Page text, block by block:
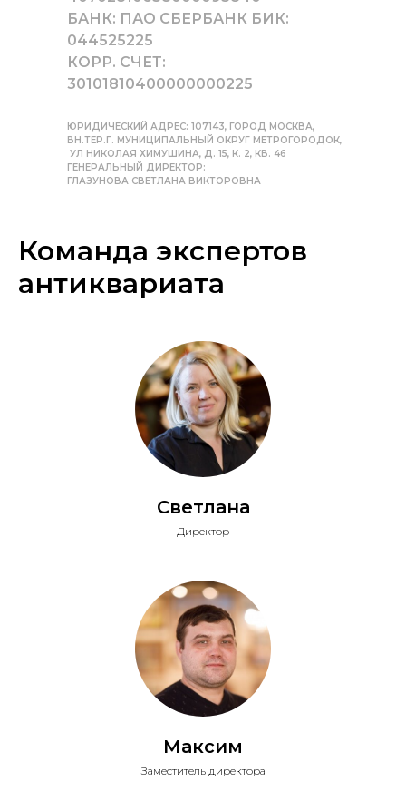
БАНК: ПАО СБЕРБАНК БИК:
044525225
КОРР. СЧЕТ:
30101810400000000225
ЮРИДИЧЕСКИЙ АДРЕС: 107143, ГОРОД МОСКВА,
ВН.ТЕР.Г. МУНИЦИПАЛЬНЫЙ ОКРУГ МЕТРОГОРОДОК,
УЛ НИКОЛАЯ ХИМУШИНА, Д. 15, К. 2, КВ. 46
ГЕНЕРАЛЬНЫЙ ДИРЕКТОР:
ГЛАЗУНОВА СВЕТЛАНА ВИКТОРОВНА
Команда экспертов
антиквариата
Светлана
Директор
Максим
Заместитель директора